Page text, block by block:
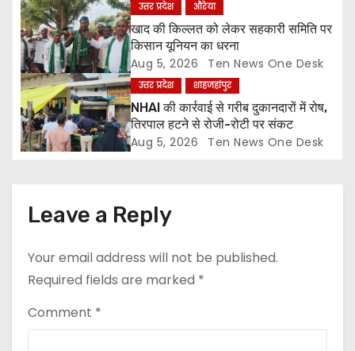
i
o
n
उत्तर प्रदेश औरेया
खाद की किल्लत को लेकर सहकारी समिति पर
किसान यूनियन का धरना
Aug 5, 2026 Ten News One Desk
उत्तर प्रदेश शाहजहांपुर
NHAI की कार्रवाई से गरीब दुकानदारों में रोष,
तिरपाल हटने से रोजी-रोटी पर संकट
Aug 5, 2026 Ten News One Desk
Leave a Reply
Your email address will not be published.
Required fields are marked *
Comment *